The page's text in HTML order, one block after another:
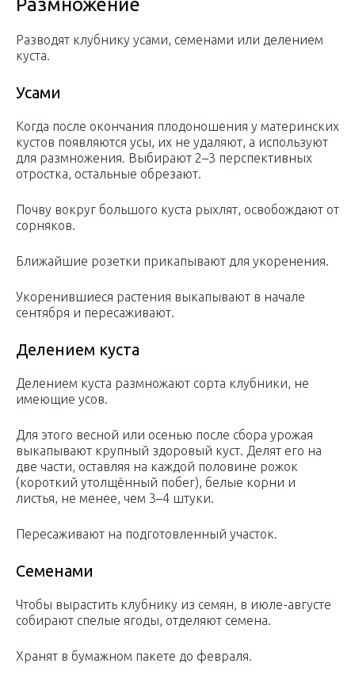
Размножение
Разводят клубнику усами, семенами или делением
куста.
Усами
Когда после окончания плодоношения у материнских
кустов появляются усы, их не удаляют, а используют
для размножения. Выбирают 2–3 перспективных
отростка, остальные обрезают.
Почву вокруг большого куста рыхлят, освобождают от
сорняков.
Ближайшие розетки прикапывают для укоренения.
Укоренившиеся растения выкапывают в начале
сентября и пересаживают.
Делением куста
Делением куста размножают сорта клубники, не
имеющие усов.
Для этого весной или осенью после сбора урожая
выкапывают крупный здоровый куст. Делят его на
две части, оставляя на каждой половине рожок
(короткий утолщённый побег), белые корни и
листья, не менее, чем 3–4 штуки.
Пересаживают на подготовленный участок.
Семенами
Чтобы вырастить клубнику из семян, в июле-августе
собирают спелые ягоды, отделяют семена.
Хранят в бумажном пакете до февраля.